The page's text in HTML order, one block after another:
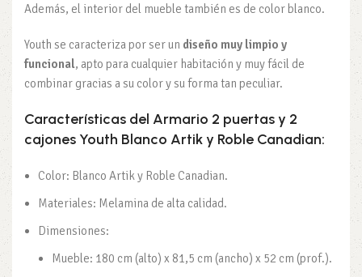
Además, el interior del mueble también es de color blanco.
Youth se caracteriza por ser un diseño muy limpio y
funcional, apto para cualquier habitación y muy fácil de
combinar gracias a su color y su forma tan peculiar.
Características del Armario 2 puertas y 2
cajones Youth Blanco Artik y Roble Canadian:
Color: Blanco Artik y Roble Canadian.
Materiales: Melamina de alta calidad.
Dimensiones:
Mueble: 180 cm (alto) x 81,5 cm (ancho) x 52 cm (prof.).